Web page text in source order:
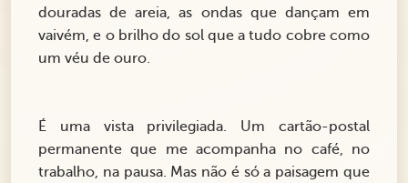
douradas de areia, as ondas que dançam em
vaivém, e o brilho do sol que a tudo cobre como
um véu de ouro.
É uma vista privilegiada. Um cartão-postal
permanente que me acompanha no café, no
trabalho, na pausa. Mas não é só a paisagem que